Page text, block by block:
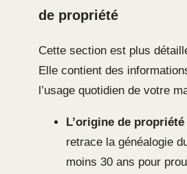
de propriété
Cette section est plus
Elle contient des
l’usage quotidien de votre
L’origine de propriété
retrace la généalogie
moins 30 ans pour